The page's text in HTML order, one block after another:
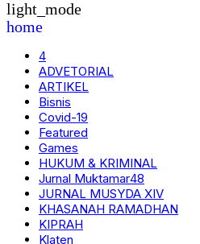
light_mode
home
4
ADVETORIAL
ARTIKEL
Bisnis
Covid-19
Featured
Games
HUKUM & KRIMINAL
Jurnal Muktamar48
JURNAL MUSYDA XIV
KHASANAH RAMADHAN
KIPRAH
Klaten